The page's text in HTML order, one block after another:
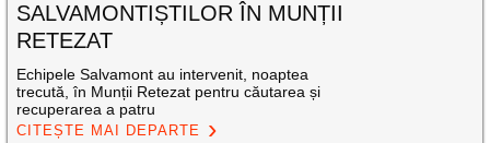
SALVAMONTIȘTILOR ÎN MUNȚII
RETEZAT
Echipele Salvamont au intervenit, noaptea
trecută, în Munții Retezat pentru căutarea și
recuperarea a patru
CITEȘTE MAI DEPARTE